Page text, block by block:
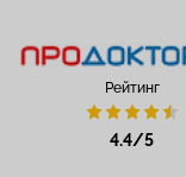
Рейтинг
4.4/5